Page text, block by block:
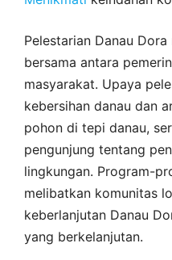
Pelestarian Danau
bersama antara
masyarakat. Upaya
kebersihan danau dan
pohon di tepi danau,
pengunjung tentang
lingkungan. Program-
melibatkan komunitas
keberlanjutan Danau
yang berkelanjutan.